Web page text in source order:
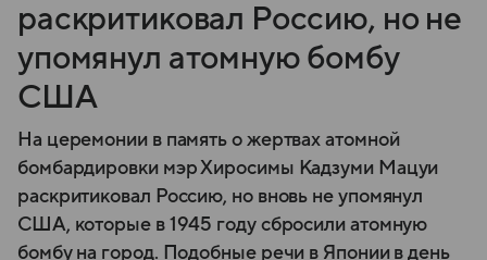
раскритиковал Россию, но не
упомянул атомную бомбу
США
На церемонии в память о жертвах атомной
бомбардировки мэр Хиросимы Кадзуми Мацуи
раскритиковал Россию, но вновь не упомянул
США, которые в 1945 году сбросили атомную
бомбу на город. Подобные речи в Японии в день